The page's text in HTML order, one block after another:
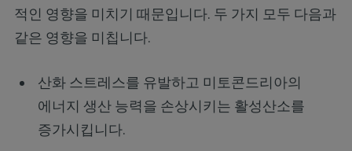
적인 영향을 미치기 때문입니다. 두 가지 모두 다음과
같은 영향을 미칩니다.
산화 스트레스를 유발하고 미토콘드리아의
에너지 생산 능력을 손상시키는 활성산소를
증가시킵니다.